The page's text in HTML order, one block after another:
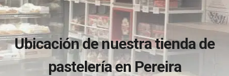
Ubicación de nuestra tienda de
pastelería en Pereira